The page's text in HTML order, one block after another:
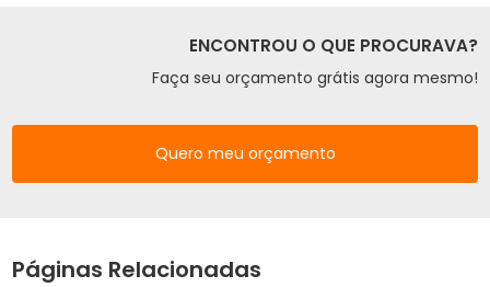
ENCONTROU O QUE PROCURAVA?
Faça seu orçamento grátis agora mesmo!
Quero meu orçamento
Páginas Relacionadas